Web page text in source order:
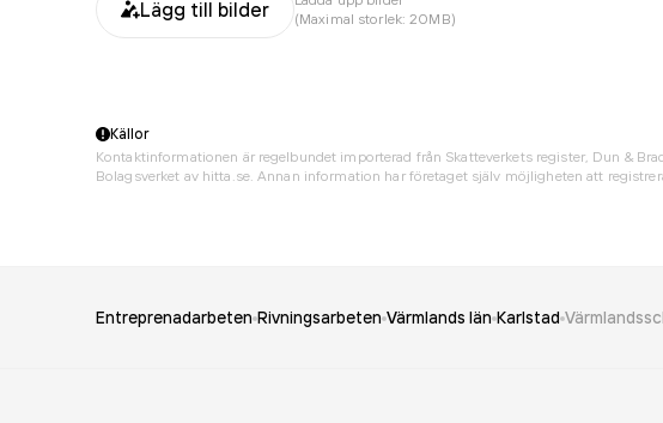
Lägg till bilder
(Maximal storlek: 20MB)
Källor
Kontaktinformationen är regelbundet importerad från Skatteverkets register, Dun &
Bolagsverket av hitta.se. Annan information har företaget själv möjligheten att
Entreprenadarbeten Rivningsarbeten Värmlands län Karlstad